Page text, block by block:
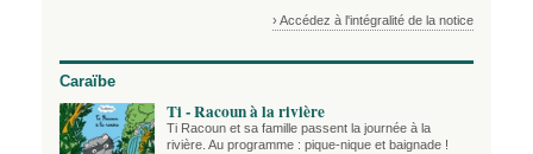
› Accédez à l'intégralité de la notice
Caraïbe
Ti - Racoun à la rivière
Ti Racoun et sa famille passent la journée à la
rivière. Au programme : pique-nique et baignade !